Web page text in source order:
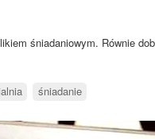
śniadaniowym. Równie
śniadanie